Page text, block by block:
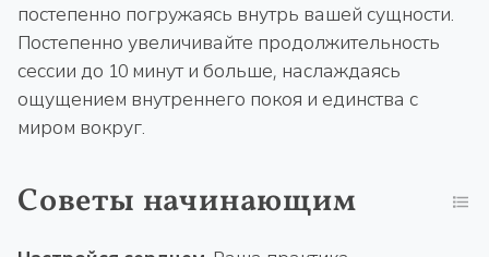
постепенно погружаясь внутрь вашей сущности.
Постепенно увеличивайте продолжительность
сессии до 10 минут и больше, наслаждаясь
ощущением внутреннего покоя и единства с
миром вокруг.
Советы начинающим